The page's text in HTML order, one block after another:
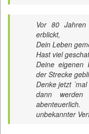
Vor 80
erblickt,
Dein Leben
Hast viel
Deine eigenen
der Strecke
Denke jetzt ´mal
dann
abenteuerlich.
unbekannter